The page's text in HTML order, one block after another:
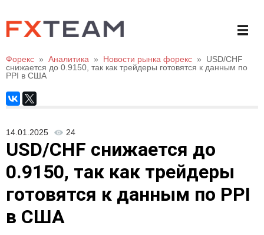
Форекс » Аналитика » Новости рынка форекс »
USD/CHF
снижается до 0.9150, так как трейдеры готовятся к данным по
PPI в США
14.01.2025 24
USD/CHF снижается до
0.9150, так как трейдеры
готовятся к данным по PPI
в США